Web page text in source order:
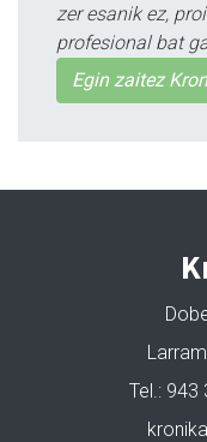
zer esanik ez,
profesional bat
Egin zaitez
Tel.: 943